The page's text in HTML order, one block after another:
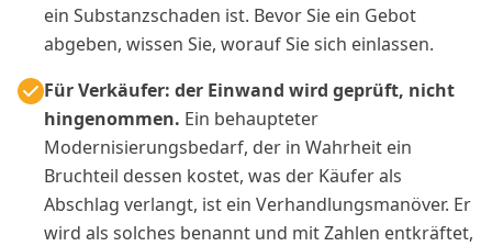
ein Substanzschaden ist. Bevor Sie ein Gebot
abgeben, wissen Sie, worauf Sie sich einlassen.
Für Verkäufer: der Einwand wird geprüft, nicht
hingenommen. Ein behaupteter
Modernisierungsbedarf, der in Wahrheit ein
Bruchteil dessen kostet, was der Käufer als
Abschlag verlangt, ist ein Verhandlungsmanöver. Er
wird als solches benannt und mit Zahlen entkräftet,